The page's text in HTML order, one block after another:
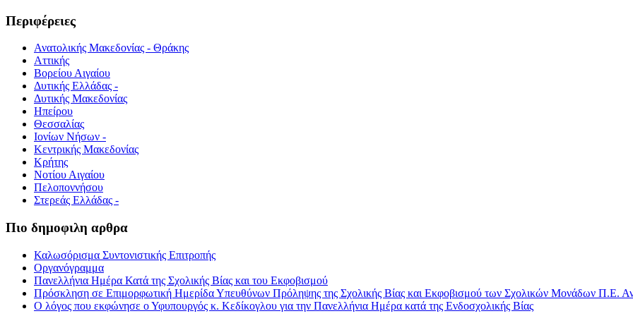
Περιφέρειες
Ανατολικής Μακεδονίας - Θράκης
Αττικής
Βορείου Αιγαίου
Δυτικής Ελλάδας -
Δυτικής Μακεδονίας
Ηπείρου
Θεσσαλίας
Ιονίων Νήσων -
Κεντρικής Μακεδονίας
Κρήτης
Νοτίου Αιγαίου
Πελοποννήσου
Στερεάς Ελλάδας -
Πιο δημοφιλη αρθρα
Καλωσόρισμα Συντονιστικής Επιτροπής
Οργανόγραμμα
Πανελλήνια Ημέρα Κατά της Σχολικής Βίας και του Εκφοβισμού
Πρόσκληση σε Επιμορφωτική Ημερίδα Υπευθύνων Πρόληψης της Σχολικής Βίας και Εκφοβισμού των Σχολικών Μονάδων Π.Ε.
Ο λόγος που εκφώνησε ο Υφυπουργός κ. Κεδίκογλου για την Πανελλήνια Ημέρα κατά της Ενδοσχολικής Βίας